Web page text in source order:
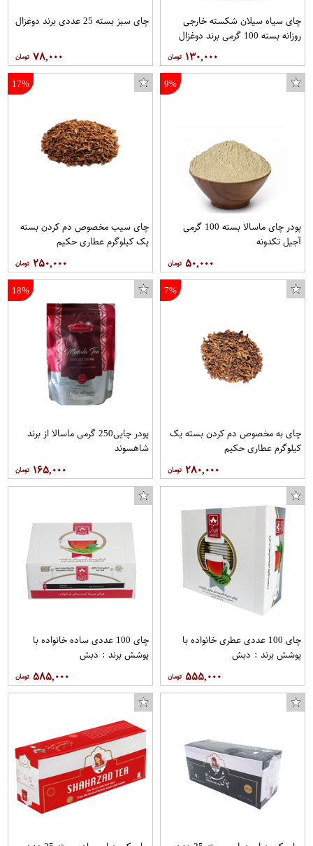
چای سیاه سیلان شکسته خارجی
روزانه بسته 100 گرمی برند دوغزال
۱۳۰,۰۰۰
چای سبز بسته 25 عددی برند دوغزال
۷۸,۰۰۰
9%
پودر چای ماسالا بسته 100 گرمی
آجیل تکدونه
۵۰,۰۰۰
17%
چای سیب مخصوص دم کردن بسته
یک کیلوگرم عطاری حکیم
۲۵۰,۰۰۰
7%
چای به مخصوص دم کردن بسته یک
کیلوگرم عطاری حکیم
۲۸۰,۰۰۰
18%
پودر چایی250 گرمی ماسالا از برند
شاهسوند
۱۶۵,۰۰۰
چای 100 عددی عطری خانواده با
پوشش برند : دبش
۵۵۵,۰۰۰
چای 100 عددی ساده خانواده با
پوشش برند : دبش
۵۸۵,۰۰۰